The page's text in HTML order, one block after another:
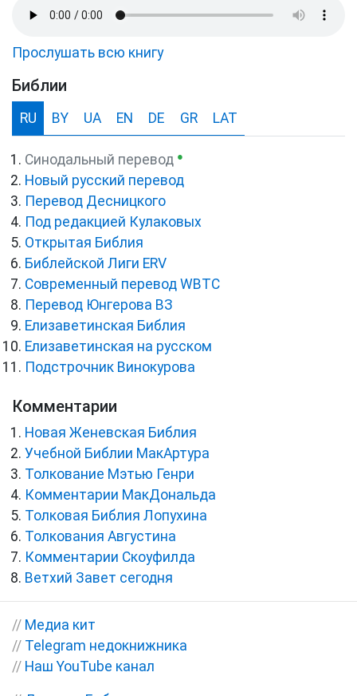
Прослушать всю книгу
Библии
RU BY UA EN DE GR LAT
Синодальный перевод ●
Новый русский перевод
Перевод Десницкого
Под редакцией Кулаковых
Открытая Библия
Библейской Лиги ERV
Cовременный перевод WBTC
Перевод Юнгерова ВЗ
Елизаветинская Библия
Елизаветинская на русском
Подстрочник Винокурова
Комментарии
Новая Женевская Библия
Учебной Библии МакАртура
Толкование Мэтью Генри
Комментарии МакДональда
Толковая Библия Лопухина
Толкования Августина
Комментарии Скоуфилда
Ветхий Завет сегодня
// Медиа кит
// Telegram недокнижника
// Наш YouTube канал